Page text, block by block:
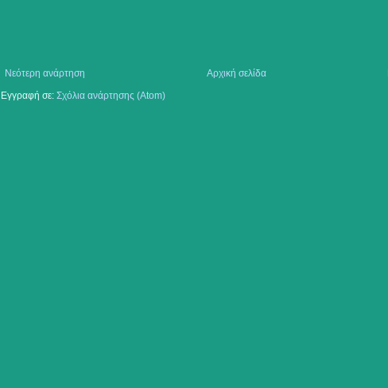
Νεότερη ανάρτηση
Αρχική σελίδα
Εγγραφή σε: Σχόλια ανάρτησης (Atom)